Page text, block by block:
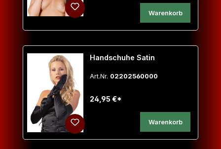
Warenkorb
Handschuhe Satin
Art.Nr. 02202560000
24,95 €*
Warenkorb